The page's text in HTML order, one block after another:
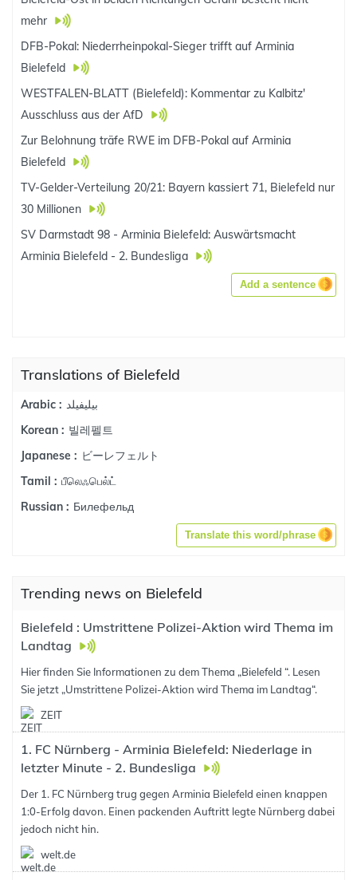
mehr
DFB-Pokal: Niederrheinpokal-Sieger trifft auf Arminia
Bielefeld
WESTFALEN-BLATT (Bielefeld): Kommentar zu Kalbitz'
Ausschluss aus der AfD
Zur Belohnung träfe RWE im DFB-Pokal auf Arminia
Bielefeld
TV-Gelder-Verteilung 20/21: Bayern kassiert 71, Bielefeld nur
30 Millionen
SV Darmstadt 98 - Arminia Bielefeld: Auswärtsmacht
Arminia Bielefeld - 2. Bundesliga
Add a sentence
Translations of Bielefeld
Arabic : بيليفيلد
Korean : 빌레펠트
Japanese : ビーレフェルト
Tamil : பீலெஃபெல்ட்
Russian : Билефельд
Translate this word/phrase
Trending news on Bielefeld
Bielefeld : Umstrittene Polizei-Aktion wird Thema im
Landtag
Hier finden Sie Informationen zu dem Thema „Bielefeld “. Lesen
Sie jetzt „Umstrittene Polizei-Aktion wird Thema im Landtag“.
ZEIT
1. FC Nürnberg - Arminia Bielefeld: Niederlage in
letzter Minute - 2. Bundesliga
Der 1. FC Nürnberg trug gegen Arminia Bielefeld einen knappen
1:0-Erfolg davon. Einen packenden Auftritt legte Nürnberg dabei
jedoch nicht hin.
welt.de